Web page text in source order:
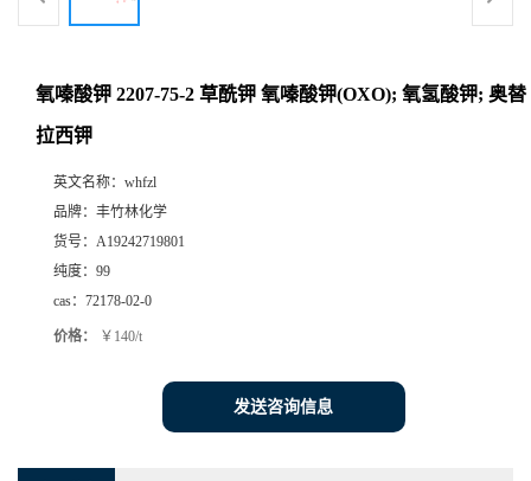
氧嗪酸钾 2207-75-2 草酰钾 氧嗪酸钾(OXO); 氧氢酸钾; 奥替
拉西钾
英文名称： whfzl
品牌： 丰竹林化学
货号： A19242719801
纯度： 99
cas： 72178-02-0
价格： ￥140/t
发送咨询信息